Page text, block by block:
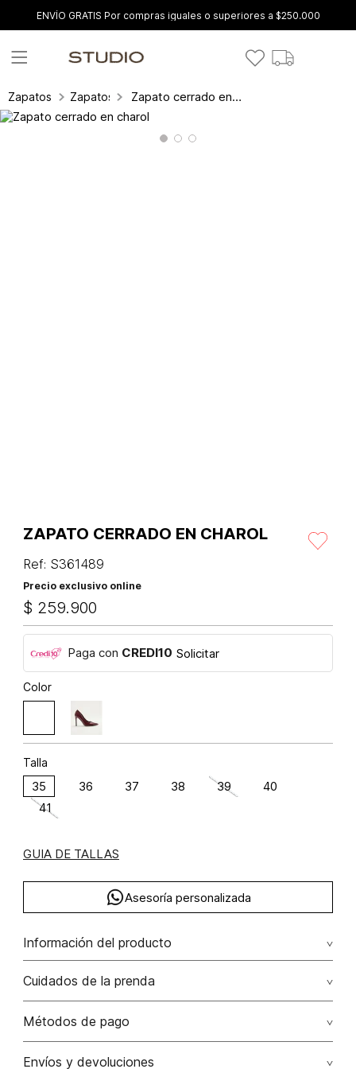
ENVÍO GRATIS Por compras iguales o superiores a $250.000
Zapatos Zapatos cerrados Zapato cerrado en charol
ZAPATO CERRADO EN CHAROL
Ref: S361489
Precio exclusivo online
$ 259.900
Paga con CREDI10 Solicitar
Color
Talla
35 36 37 38 39
40
41
GUIA DE TALLAS
Asesoría personalizada
Información del producto
Zapato cerrado en charol
Cuidados de la prenda
Métodos de pago
Tarjetas de crédito: Visa, Dinners, Master Card y American
Envíos y devoluciones